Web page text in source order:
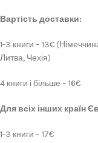
Вартість доставки:
1-3 книги – 13€
Литва, Чехія)
4 книги і більше – 16€
Для всіх інших країн
1-3 книги – 17€